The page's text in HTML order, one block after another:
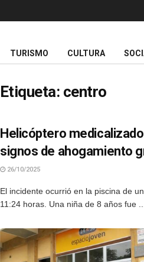
TURISMO CULTURA
Etiqueta: centro
Helicóptero
signos de ahogamiento
26/10/2025
El incidente ocurrió en la piscina de
11:24 horas. Una niña de 8 años fue ...